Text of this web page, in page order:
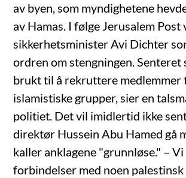
av byen, som myndighetene
av Hamas. I følge Jerusalem Post
sikkerhetsminister Avi Dichter
ordren om stengningen. Senteret
brukt til å rekruttere medlemmer
islamistiske grupper, sier en
politiet. Det vil imidlertid ikke
direktør Hussein Abu Hamed gå
kaller anklagene "grunnløse." –
forbindelser med noen